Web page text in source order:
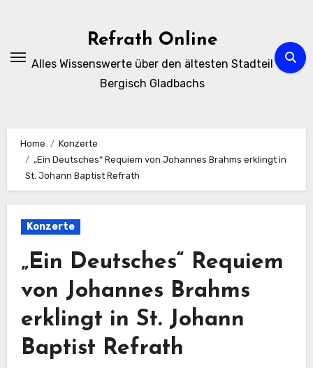
Refrath Online
Alles Wissenswerte über den ältesten Stadteil
Bergisch Gladbachs
Home
Konzerte
„Ein Deutsches“ Requiem von Johannes Brahms erklingt in
St. Johann Baptist Refrath
Konzerte
„Ein Deutsches“ Requiem
von Johannes Brahms
erklingt in St. Johann
Baptist Refrath